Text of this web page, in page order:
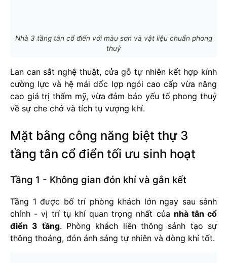
Nhà 3 tầng tân cổ điển với màu sơn và vật liệu chuẩn phong
thuỷ
Lan can sắt nghệ thuật, cửa gỗ tự nhiên kết hợp kính
cường lực và hệ mái dốc lợp ngói cao cấp vừa nâng
cao giá trị thẩm mỹ, vừa đảm bảo yếu tố phong thuỷ
về sự che chở và tích tụ vượng khí.
Mặt bằng công năng biệt thự 3
tầng tân cổ điển tối ưu sinh hoạt
Tầng 1 - Không gian đón khí và gắn kết
Tầng 1 được bố trí phòng khách lớn ngay sau sảnh
chính - vị trí tụ khí quan trọng nhất của nhà tân cổ
điển 3 tầng. Phòng khách liên thông sảnh tạo sự
thông thoáng, đón ánh sáng tự nhiên và dòng khí tốt.